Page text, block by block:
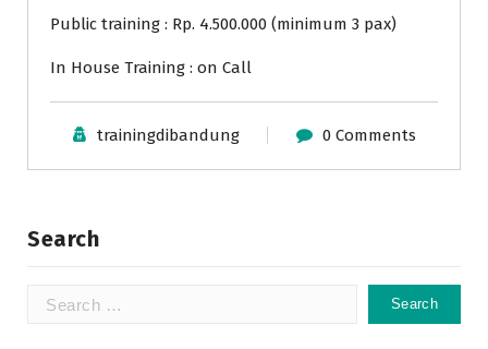
Public training : Rp. 4.500.000 (minimum 3 pax)
In House Training : on Call
trainingdibandung 0 Comments
Search
Search